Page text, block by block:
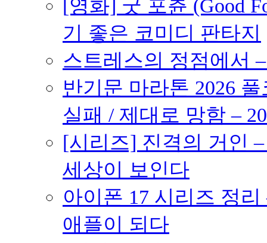
[영화] 굿 포츈 (Good
기 좋은 코미디 판타지
스트레스의 정점에서
반기문 마라톤 2026
실패 / 제대로 망함 –
[시리즈] 진격의 거인
세상이 보인다
아이폰 17 시리즈 정
애플이 되다